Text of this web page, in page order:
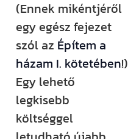
(Ennek mikéntjéről
egy egész fejezet
szól az Építem a
házam I. kötetében!)
Egy lehető
legkisebb
költséggel